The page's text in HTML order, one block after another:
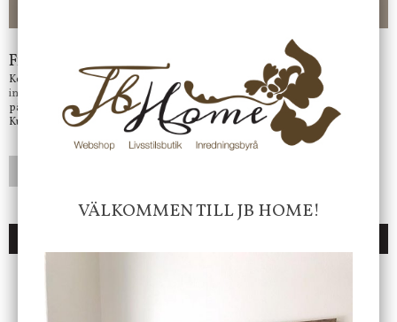
Frågor?
Kontakta oss på
info@jbhome.se
Vi svarar
på mail så fort vi kan.
Kundtjänst telefontid öppet vardagar mellan 10.00 - 15.00
VÄLKOMMEN TILL JB HOME!